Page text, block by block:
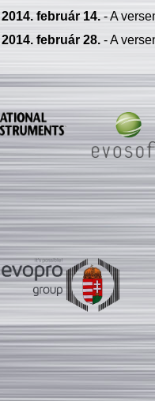
2014. február 14.- A
2014. február 28.- A